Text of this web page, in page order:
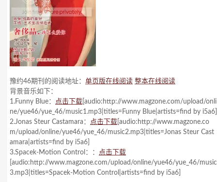
豫约46期刊的阅读地址： 单页版在线阅读 整本在线阅读
背景音乐如下：
1.Funny Blue： 点击下载 [audio:http://www.magzone.com/upload/onli
ne/yue46/yue_46/music1.mp3|titles=Funny Blue|artists=find by i5a6]
2.Jonas Steur Castamara： 点击下载 [audio:http://www.magzone.co
m/upload/online/yue46/yue_46/music2.mp3|titles=Jonas Steur Cast
amara|artists=find by i5a6]
3.Spacek-Motion Control：： 点击下载
[audio:http://www.magzone.com/upload/online/yue46/yue_46/music
3.mp3|titles=Spacek-Motion Control|artists=find by i5a6]